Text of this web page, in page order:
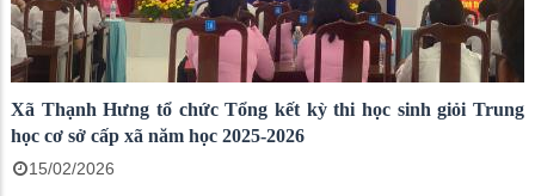
Xã Thạnh Hưng tổ chức Tổng kết kỳ thi học sinh giỏi Trung
học cơ sở cấp xã năm học 2025-2026
15/02/2026